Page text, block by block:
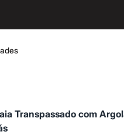
Transpassado com